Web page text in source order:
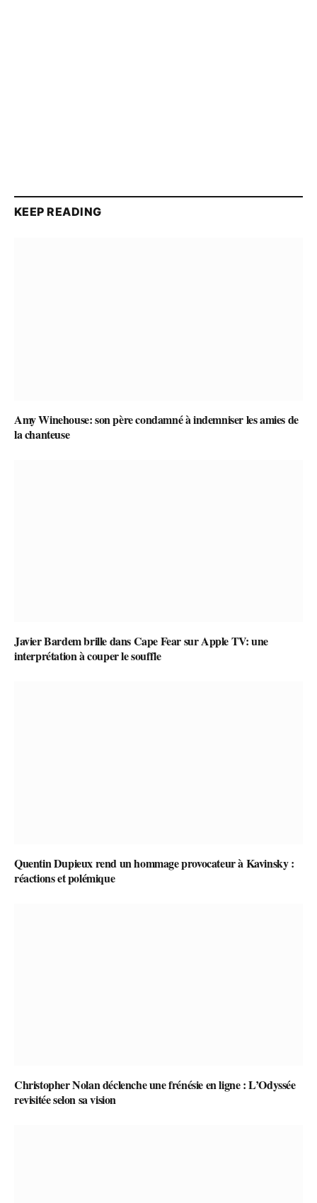
KEEP READING
Amy Winehouse: son père condamné à indemniser les amies de
la chanteuse
Javier Bardem brille dans Cape Fear sur Apple TV: une
interprétation à couper le souffle
Quentin Dupieux rend un hommage provocateur à Kavinsky :
réactions et polémique
Christopher Nolan déclenche une frénésie en ligne : L’Odyssée
revisitée selon sa vision